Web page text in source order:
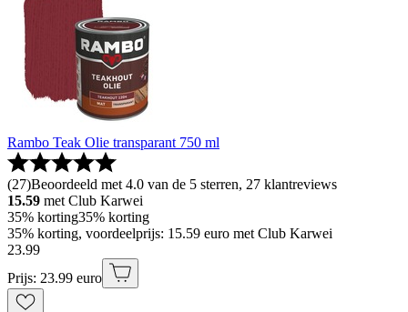
Rambo Teak Olie transparant 750 ml
(27)Beoordeeld met 4.0 van de 5 sterren, 27 klantreviews
15.59 met Club Karwei
35% korting35% korting
35% korting, voordeelprijs: 15.59 euro met Club Karwei
23.99
Prijs: 23.99 euro